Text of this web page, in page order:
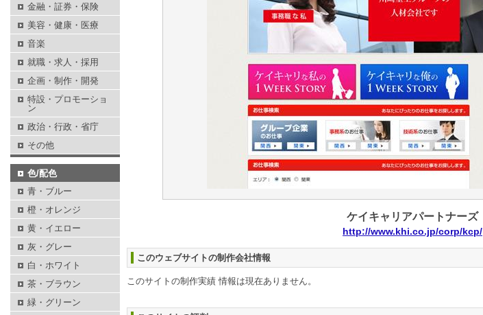
ケイキャリアパートナーズ
http://www.khi.co.jp/corp/kcp/
このウェブサイトの制作会社情報
このサイトの制作実績 情報は現在ありません。
金融・証券・保険
美容・健康・医療
音楽
就職・求人・採用
企画・制作・開発
特設・プロモーショ
ン
政治・行政・省庁
その他
色/配色
青・ブルー
橙・オレンジ
黄・イエロー
灰・グレー
白・ホワイト
茶・ブラウン
緑・グリーン